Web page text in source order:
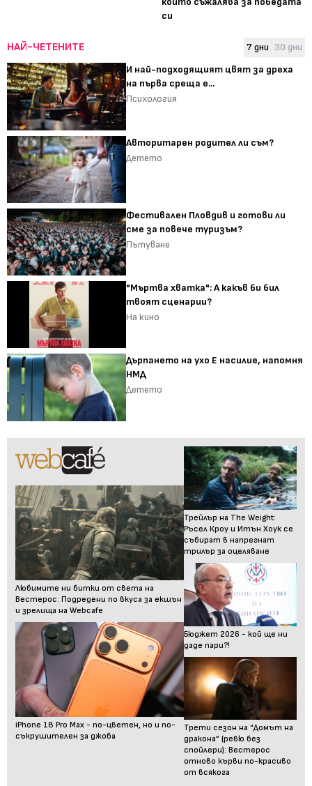
си
НАЙ-ЧЕТЕНИТЕ 7 дни 30 дни
И най-подходящият цвят за дреха
на първа среща е...
Психология
Авторитарен родител ли съм?
Детето
Фестивален Пловдив и готови ли
сме за повече туризъм?
Пътуване
"Мъртва хватка": А какъв би бил
твоят сценарии?
На кино
Дърпането на ухо Е насилие, напомня
НМД
Детето
Любимите ни битки от света на
Вестерос: Подредени по вкуса за екшън
и зрелища на Webcafe
iPhone 18 Pro Max - по-цветен, но и по-
съкрушителен за джоба
Трейлър на The Weight:
Ръсел Кроу и Итън Хоук се
събират в напрегнат
трилър за оцеляване
Бюджет 2026 - кой ще ни
даде пари?!
Трети сезон на “Домът на
дракона” (ревю без
спойлери): Вестерос
отново кърви по-красиво
от всякога